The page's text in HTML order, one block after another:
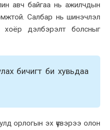
авч байгаа нь ажилчдын
Салбар нь шинэчлэл
хоёр дэлбэрэлт болсныг
бичигт би хувьдаа
орлогын эх үүсвэрээ олон